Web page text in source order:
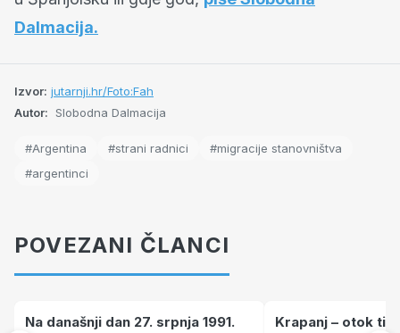
Dalmacija.
Izvor: jutarnji.hr/Foto:Fah
Autor: Slobodna Dalmacija
#Argentina #strani radnici
#migracije stanovništva
#argentinci
POVEZANI ČLANCI
Na današnji dan 27. srpnja 1991.
Krapanj – otok